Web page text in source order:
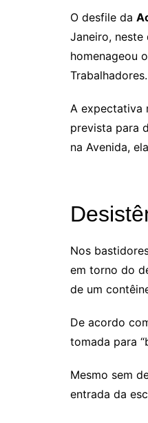
O desfile da
Janeiro, neste
homenageou
Trabalhadores.
A expectativa
prevista para
na Avenida,
Nos
em torno do
de um
De acordo
tomada para
Mesmo sem
entrada da